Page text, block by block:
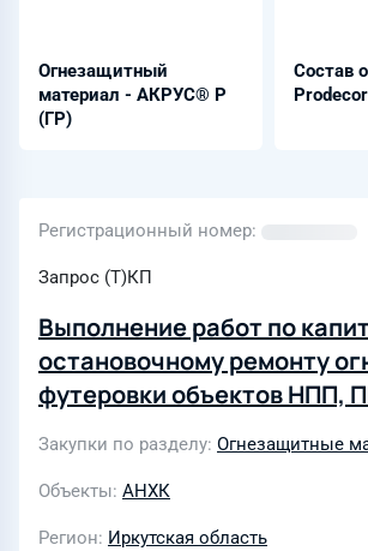
Огнезащитный
материал - АКРУС® Р
(ГР)
Состав
Регистрационный номер
Запрос (Т)КП
Выполнение работ по
остановочному ремонту
футеровки объектов НПП,
Капитальный
огнеупорной футеровки
установки ГК-3 цех 11 НПП
Закупки по разделу Огнезащитные
Объекты АНХК
Регион Иркутская область